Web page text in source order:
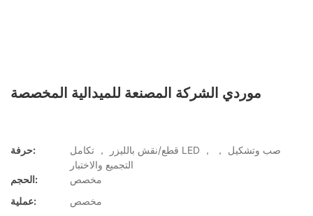
موردي الشركة المصنعة للميدالية المخصصة
حرفة:
قطع/نقش بالليزر ， تكامل LED ， صب وتشكيل ，
التجميع والاختبار
الحجم:
مخصص
عملية:
مخصص